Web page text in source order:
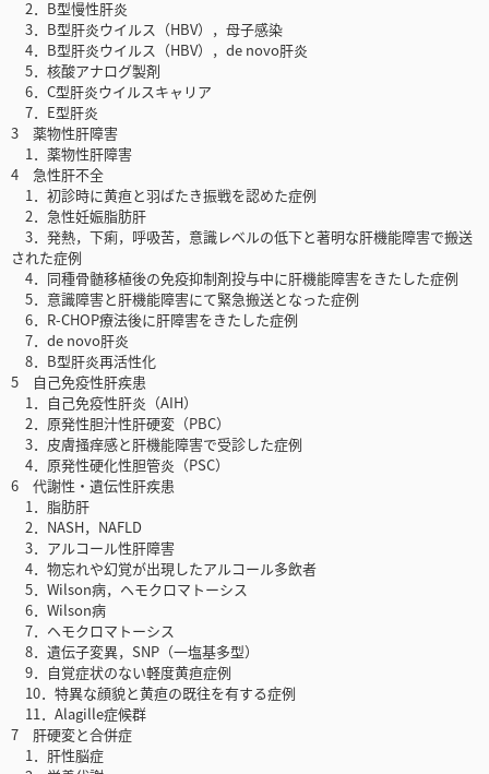
2．B型慢性肝炎
3．B型肝炎ウイルス（HBV），母子感染
4．B型肝炎ウイルス（HBV），de novo肝炎
5．核酸アナログ製剤
6．C型肝炎ウイルスキャリア
7．E型肝炎
3 薬物性肝障害
1．薬物性肝障害
4 急性肝不全
1．初診時に黄疸と羽ばたき振戦を認めた症例
2．急性妊娠脂肪肝
3．発熱，下痢，呼吸苦，意識レベルの低下と著明な肝機能障害で搬送
された症例
4．同種骨髄移植後の免疫抑制剤投与中に肝機能障害をきたした症例
5．意識障害と肝機能障害にて緊急搬送となった症例
6．R-CHOP療法後に肝障害をきたした症例
7．de novo肝炎
8．B型肝炎再活性化
5 自己免疫性肝疾患
1．自己免疫性肝炎（AIH）
2．原発性胆汁性肝硬変（PBC）
3．皮膚掻痒感と肝機能障害で受診した症例
4．原発性硬化性胆管炎（PSC）
6 代謝性・遺伝性肝疾患
1．脂肪肝
2．NASH，NAFLD
3．アルコール性肝障害
4．物忘れや幻覚が出現したアルコール多飲者
5．Wilson病，ヘモクロマトーシス
6．Wilson病
7．ヘモクロマトーシス
8．遺伝子変異，SNP（一塩基多型）
9．自覚症状のない軽度黄疸症例
10．特異な顔貌と黄疸の既往を有する症例
11．Alagille症候群
7 肝硬変と合併症
1．肝性脳症